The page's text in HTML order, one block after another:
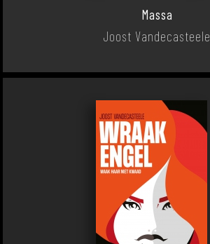
Massa
Joost Vandecasteele